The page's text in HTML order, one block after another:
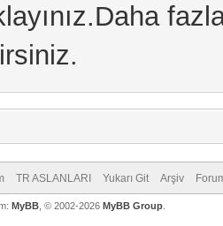
TR ASLANLARI Yukarı Git Arşiv
MyBB , © 2002-2026 MyBB Group